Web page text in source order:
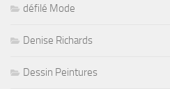
défilé Mode
Denise Richards
Dessin Peintures